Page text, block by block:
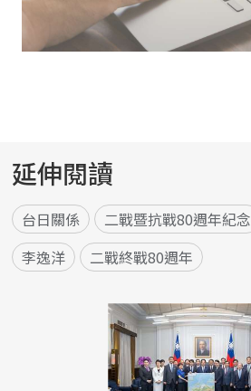
延伸閱讀
台日關係 二戰暨抗戰80週年紀念
李逸洋
二戰終戰80週年